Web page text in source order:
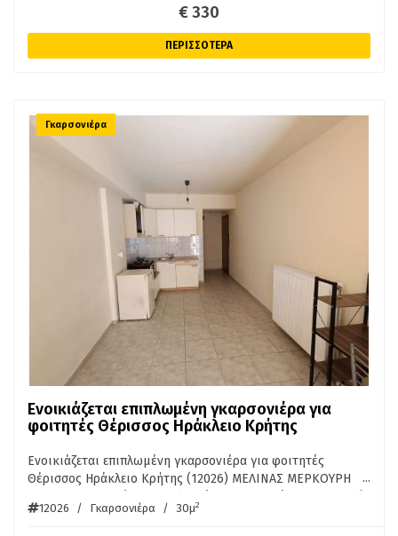
€ 330
ΠΕΡΙΣΣΟΤΕΡΑ
Γκαρσονιέρα
Ενοικιάζεται επιπλωμένη γκαρσονιέρα για
φοιτητές Θέρισσος Ηράκλειο Κρήτης
Ενοικιάζεται επιπλωμένη γκαρσονιέρα για φοιτητές
Θέρισσος Ηράκλειο Κρήτης (12026) ΜΕΛΙΝΑΣ ΜΕΡΚΟΥΡΗ
φωτεινή, αυτόνομη θέρμανση, βεράντα, κατάλληλο για
...
12026 / Γκαρσονιέρα / 30μ2